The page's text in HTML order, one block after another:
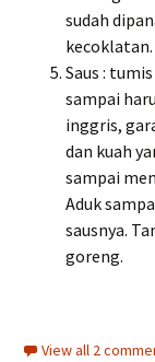
sudah
Saus :
sampai
inggris,
dan kuah
sampai
Aduk
sausnya.
goreng.
View all 2